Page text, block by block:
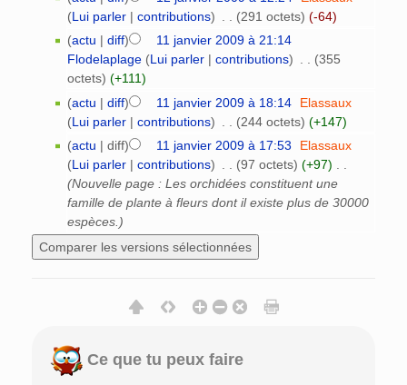
(Lui parler| contributions) (291 octets) (-64)
(actu | diff)
11 janvier 2009 à 21:14
Flodelaplage (Lui parler| contributions) . . (355
octets) (+111)
(actu | diff) 11 janvier 2009 à 18:14‎
Elassaux
(Lui parler| contributions) (244 octets) (+147)
(actu | diff) 11 janvier 2009 à 17:53
Elassaux
(Lui parler| contributions) (97 octets) (+97)
(Nouvelle page : Les orchidées constituent une
famille de plante à fleurs dont il existe plus de 30000
espèces.)
Ce que tu peux faire